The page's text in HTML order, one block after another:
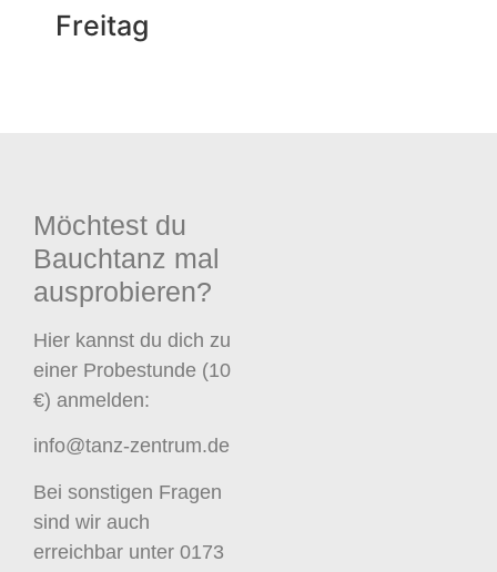
Freitag
Möchtest du
Bauchtanz mal
ausprobieren?
Hier kannst du dich zu
einer Probestunde (10
€) anmelden:
info@tanz-zentrum.de
Bei sonstigen Fragen
sind wir auch
erreichbar unter 0173